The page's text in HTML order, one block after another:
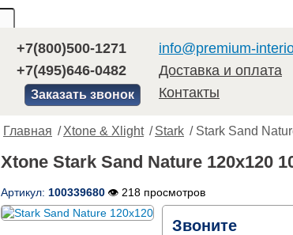
+7(800)500-1271
+7(495)646-0482
Заказать звонок
info@premium-
Доставка и оплата
Контакты
Главная / Xtone & Xlight / Stark / Stark Sand
Xtone Stark Sand Nature 120x120
Артикул: 100339680 👁 218 просмотров
Звоните